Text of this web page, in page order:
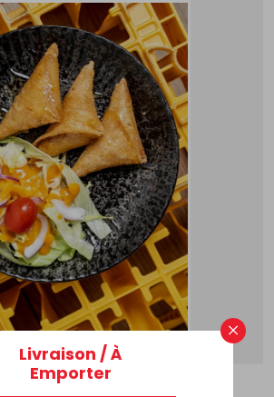
CHÈVRE MIEL
×
Livraison / À
Emporter